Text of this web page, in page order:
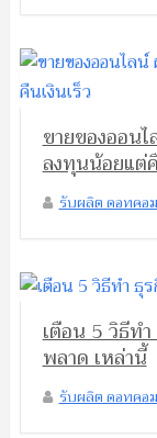
ขายของออน
ลงทุนน้อยแต่
รับผลิต ดอทคอม
เตือน 5 วิธีท
พลาด เหล่านี้
รับผลิต ดอทคอม